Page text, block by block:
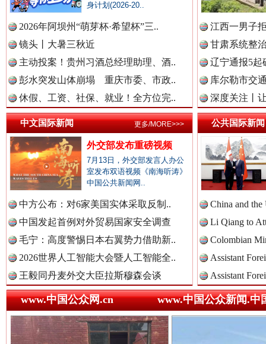
中国法制新闻网.
中国法治新闻网.
中国法院新闻网.
中国检察新闻网.
中国医药新闻网.
巳巳如意，开工大吉！ 三轮上
身计划(2026-20..
2026年阿坝州“萌芽杯·希望杯”三..
镜头丨大暑三秋近
主动投案！贵州习酒总经理助理、酒..
彭水突发山体崩塌 重庆市委、市政..
休假、工资、社保、就业！全方位完..
江西一男子
甘肃系统整
辽宁通报5起
库尔勒市交
深度关注丨
中文国际新闻
外交部发布重磅视频
7月13日，外交部发言人办公
室发布双语视频《南海听涛》
中国公共新闻网..
中方公布：对6家美国实体采取反制..
中国发起首例对外贸易国家安全调查
毛宁：高度警惕日本右翼势力借助新..
2026世界人工智能大会暨人工智能全..
王毅同丹麦外交大臣拉斯穆森会谈
更多/MORE>>> 公共国际新闻
China and
Li Qiang to
Colombian
Assistant
Assistant
www.中国公众网.cn www.中国公众新闻.中